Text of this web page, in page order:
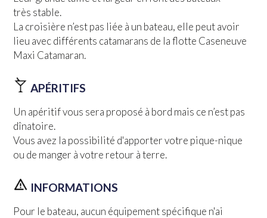
très stable.
La croisière n’est pas liée à un bateau, elle peut avoir
lieu avec différents catamarans de la flotte Caseneuve
Maxi Catamaran.
APÉRITIFS
Un apéritif vous sera proposé à bord mais ce n’est pas
dînatoire.
Vous avez la possibilité d'apporter votre pique-nique
ou de manger à votre retour à terre.
INFORMATIONS
Pour le bateau, aucun équipement spécifique n'ai